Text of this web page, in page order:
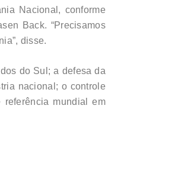
Nacional, conforme
Back. “Precisamos
disse.
do Sul; a defesa da
nacional; o controle
mundial em